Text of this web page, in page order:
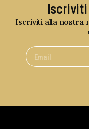
Iscriviti alla nostra